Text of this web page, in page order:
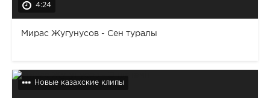
4:24
Мирас Жугунусов - Сен туралы
Новые казахские клипы